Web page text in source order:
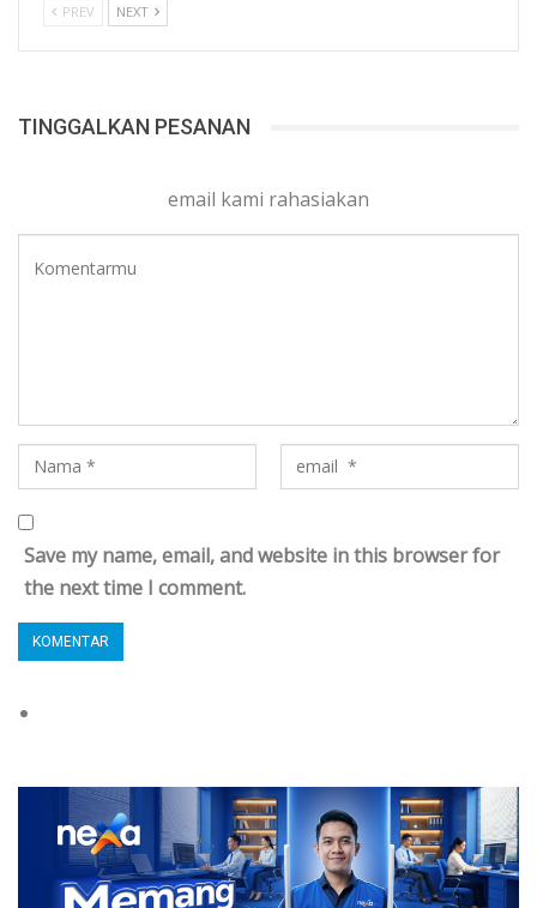
PREV NEXT
TINGGALKAN PESANAN
email kami rahasiakan
Save my name, email, and website in this browser for
the next time I comment.